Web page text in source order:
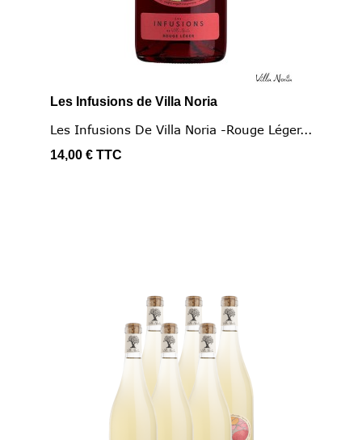
Les Infusions de Villa Noria
Les Infusions De Villa Noria -Rouge Léger...
14,00 € TTC